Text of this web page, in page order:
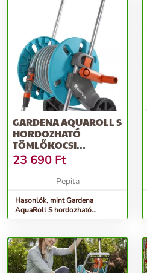
GARDENA AQUAROLL S
HORDOZHATÓ
TÖMLŐKOCSI
KEREKEKKEL - KÉK-
SZÜRKE
23 690 Ft
Pepita
Hasonlók, mint Gardena
AquaRoll S hordozható
Tömlőkocsi kerekekkel - kék-